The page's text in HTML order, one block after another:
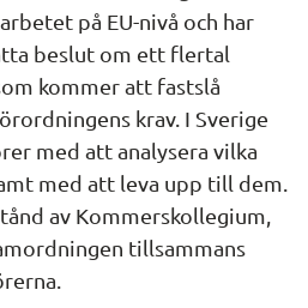
på EU-nivå och har
beslut om ett flertal
kommer att fastslå
krav. I Sverige
med att analysera vilka
med att leva upp till dem.
av Kommerskollegium,
tillsammans